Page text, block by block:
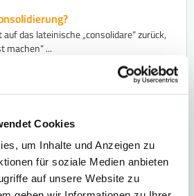
Cookies
um Inhalte und Anzeigen zu
für soziale Medien anbieten
auf unsere Website zu
das lateinische „consolidare“ zurück,
machen“ ...
den Zusammenhang mehrerer
Nachrichtenagenturen der